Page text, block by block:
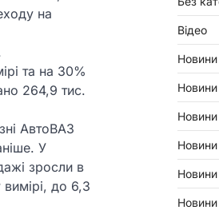
на
та на 30%
264,9 тис.
АвтоВАЗ
У
зросли в
до 6,3
Відео
Новини
Новини
Новини